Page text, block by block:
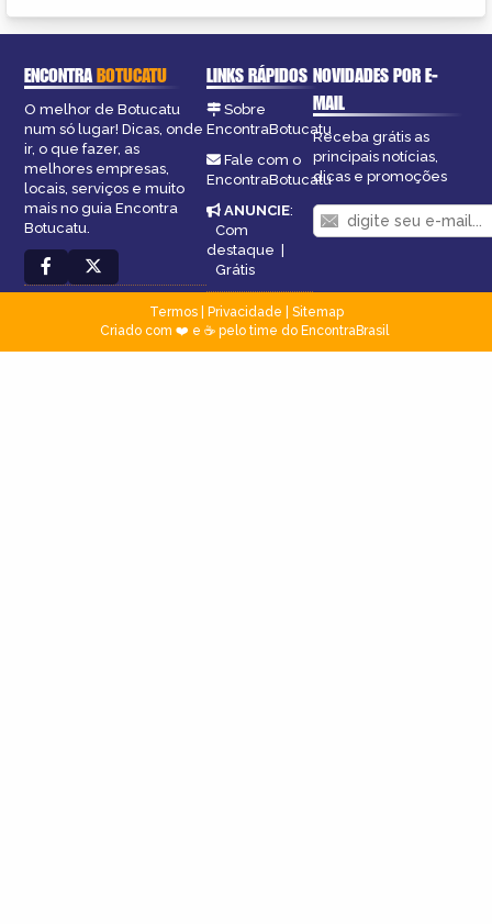
ENCONTRABOTUCATU
O melhor de Botucatu
num só lugar! Dicas, onde
ir, o que fazer, as
melhores empresas,
locais, serviços e muito
mais no guia Encontra
Botucatu.
LINKS RÁPIDOS
Sobre
EncontraBotucatu
Fale com o
EncontraBotucatu
ANUNCIE:
Com
destaque |
Grátis
NOVIDADES POR E-
MAIL
Receba grátis as
principais notícias,
dicas e promoções
Termos| Privacidade
Sitemap
Criado com ❤️ e ☕ pelo time do EncontraBrasil